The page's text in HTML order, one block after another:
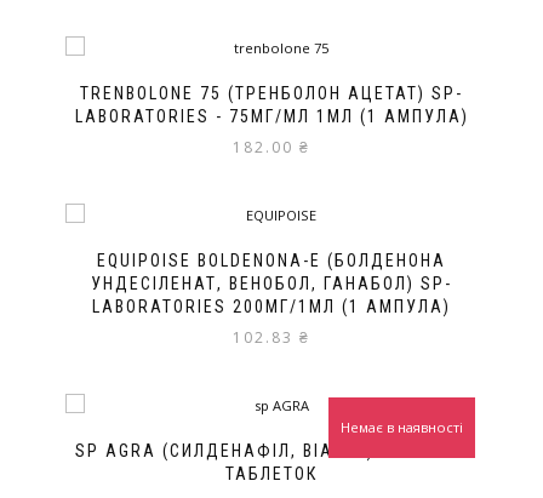
TRENBOLONE 75 (ТРЕНБОЛОН АЦЕТАТ) SP-
LABORATORIES - 75МГ/МЛ 1МЛ (1 АМПУЛА)
182.00 ₴
EQUIPOISE BOLDENONA-E (БОЛДЕНОНА
УНДЕСІЛЕНАТ, ВЕНОБОЛ, ГАНАБОЛ) SP-
LABORATORIES 200МГ/1МЛ (1 АМПУЛА)
102.83 ₴
SP AGRA (СИЛДЕНАФІЛ, ВІАГРА) 100МГ/10
ТАБЛЕТОК
Немає в наявності